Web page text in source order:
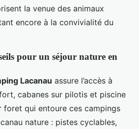
la venue des animaux
encore à la convivialité du
pour un séjour nature en
Lacanau assure l’accès à
cabanes sur pilotis et piscine
foret qui entoure ces campings
nature : pistes cyclables,